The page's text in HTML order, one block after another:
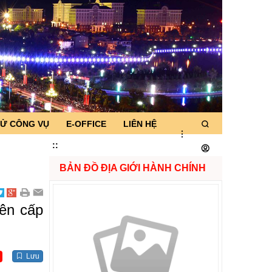
CÔNG VỤ E-OFFICE LIÊN HỆ
::
cấp
Lưu
BẢN ĐỒ ĐỊA GIỚI HÀNH CHÍNH